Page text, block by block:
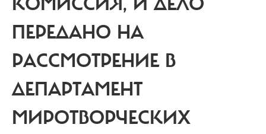
ПЕРЕДАНО НА
РАССМОТРЕНИЕ В
ДЕПАРТАМЕНТ
МИРОТВОРЧЕСКИХ